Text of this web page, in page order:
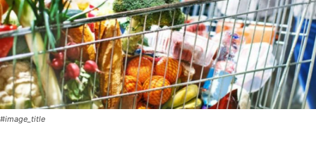
#image_title